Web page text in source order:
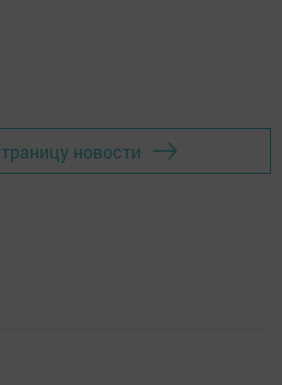
новости